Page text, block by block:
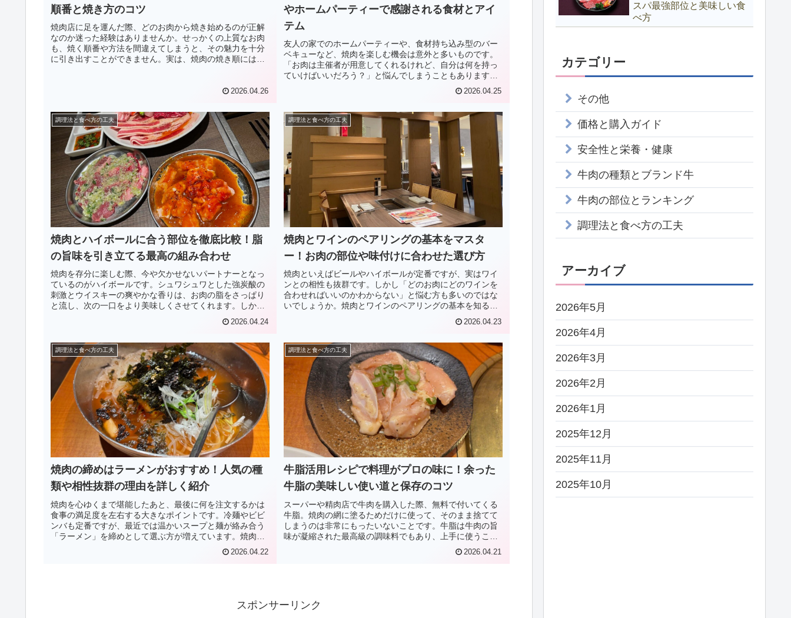
順番と焼き方のコツ
焼肉店に足を運んだ際、どのお肉から焼き始めるのが正解
なのか迷った経験はありませんか。せっかくの上質なお肉
も、焼く順番や方法を間違えてしまうと、その魅力を十分
に引き出すことができません。実は、焼肉の焼き順には、
2026.04.26
やホームパーティーで感謝される食材とアイ
テム
友人の家でのホームパーティーや、食材持ち込み型のバー
ベキューなど、焼肉を楽しむ機会は意外と多いものです。
「お肉は主催者が用意してくれるけれど、自分は何を持っ
ていけばいいだろう？」と悩んでしまうこともありますよ
2026.04.25
調理法と食べ方の工夫
焼肉とハイボールに合う部位を徹底比較！脂
の旨味を引き立てる最高の組み合わせ
焼肉を存分に楽しむ際、今や欠かせないパートナーとなっ
ているのがハイボールです。シュワシュワとした強炭酸の
刺激とウイスキーの爽やかな香りは、お肉の脂をさっぱり
と流し、次の一口をより美味しくさせてくれます。しか
2026.04.24
調理法と食べ方の工夫
焼肉とワインのペアリングの基本をマスタ
ー！お肉の部位や味付けに合わせた選び方
焼肉といえばビールやハイボールが定番ですが、実はワイ
ンとの相性も抜群です。しかし「どのお肉にどのワインを
合わせればいいのかわからない」と悩む方も多いのではな
いでしょうか。焼肉とワインのペアリングの基本を知るこ
2026.04.23
調理法と食べ方の工夫
焼肉の締めはラーメンがおすすめ！人気の種
類や相性抜群の理由を詳しく紹介
焼肉を心ゆくまで堪能したあと、最後に何を注文するかは
食事の満足度を左右する大きなポイントです。冷麺やビビ
ンバも定番ですが、最近では温かいスープと麺が絡み合う
「ラーメン」を締めとして選ぶ方が増えています。焼肉店
2026.04.22
調理法と食べ方の工夫
牛脂活用レシピで料理がプロの味に！余った
牛脂の美味しい使い道と保存のコツ
スーパーや精肉店で牛肉を購入した際、無料で付いてくる
牛脂。焼肉の網に塗るためだけに使って、そのまま捨てて
しまうのは非常にもったいないことです。牛脂は牛肉の旨
味が凝縮された最高級の調味料でもあり、上手に使うこと
2026.04.21
スポンサーリンク
スパ最強部位と美味しい食
べ方
カテゴリー
その他
価格と購入ガイド
安全性と栄養・健康
牛肉の種類とブランド牛
牛肉の部位とランキング
調理法と食べ方の工夫
アーカイブ
2026年5月
2026年4月
2026年3月
2026年2月
2026年1月
2025年12月
2025年11月
2025年10月